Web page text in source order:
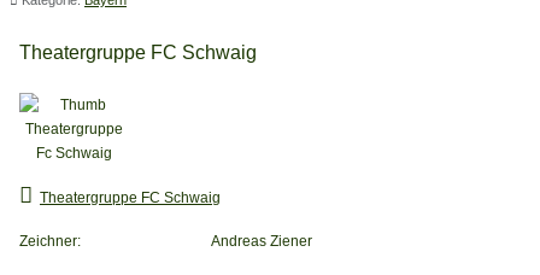
Theatergruppe FC Schwaig
Theatergruppe FC Schwaig
Zeichner: Andreas Ziener